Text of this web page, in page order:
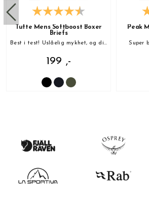
Tufte Mens Softboost Boxer
Briefs
Best i test! Uslåelig mykhet, og din nye favoritt!
199 ,-
Peak
Super